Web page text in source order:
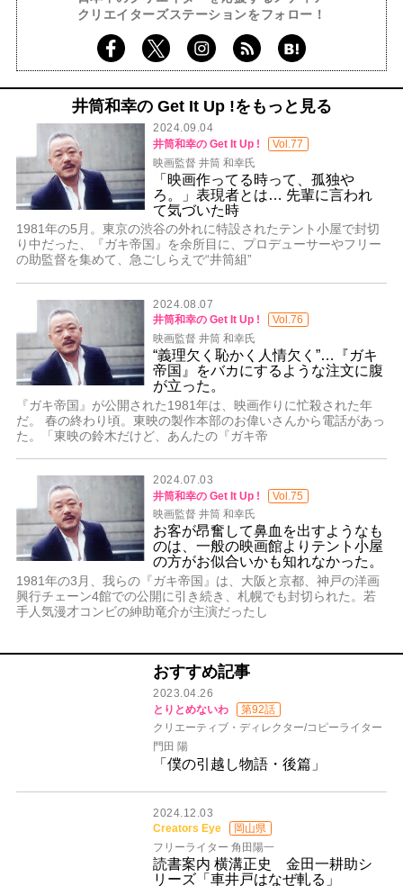
クリエイターズステーションをフォロー！
井筒和幸の Get It Up !をもっと見る
2024.09.04
井筒和幸の Get It Up !
Vol.77
映画監督 井筒 和幸氏
「映画作ってる時って、孤独や
ろ。」表現者とは… 先輩に言われ
て気づいた時
1981年の5月。東京の渋谷の外れに特設されたテント小屋で封切
り中だった、『ガキ帝国』を余所目に、プロデューサーやフリー
の助監督を集めて、急ごしらえで“井筒組”
2024.08.07
井筒和幸の Get It Up !
Vol.76
映画監督 井筒 和幸氏
“義理欠く恥かく人情欠く”…『ガキ
帝国』をバカにするような注文に腹
が立った。
『ガキ帝国』が公開された1981年は、映画作りに忙殺された年
だ。 春の終わり頃。東映の製作本部のお偉いさんから電話があっ
た。「東映の鈴木だけど、あんたの『ガキ帝
2024.07.03
井筒和幸の Get It Up !
Vol.75
映画監督 井筒 和幸氏
お客が昂奮して鼻血を出すようなも
のは、一般の映画館よりテント小屋
の方がお似合いかも知れなかった。
1981年の3月、我らの『ガキ帝国』は、大阪と京都、神戸の洋画
興行チェーン4館での公開に引き続き、札幌でも封切られた。若
手人気漫才コンビの紳助竜介が主演だったし
おすすめ記事
2023.04.26
とりとめないわ
第92話
クリエーティブ・ディレクター/コピーライター
門田 陽
「僕の引越し物語・後篇」
2024.12.03
Creators Eye
岡山県
フリーライター 角田陽一
読書案内 横溝正史 金田一耕助シ
リーズ「車井戸はなぜ軋る」